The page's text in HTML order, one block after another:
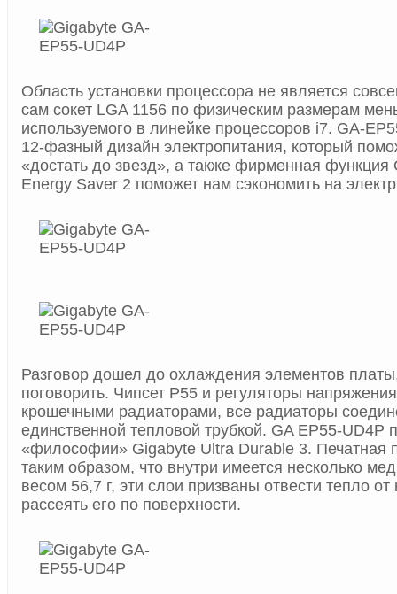
Область установки процессора не является
сам сокет LGA 1156 по физическим размерам
используемого в линейке процессоров i7. GA-
12-фазный дизайн электропитания, который
«достать до звезд», а также фирменная функция
Energy Saver 2 поможет нам сэкономить на
Разговор дошел до охлаждения элементов
поговорить. Чипсет P55 и регуляторы
крошечными радиаторами, все радиаторы
единственной тепловой трубкой. GA EP55-UD4P
«философии» Gigabyte Ultra Durable 3. Печатная
таким образом, что внутри имеется несколько
весом 56,7 г, эти слои призваны отвести тепло
рассеять его по поверхности.